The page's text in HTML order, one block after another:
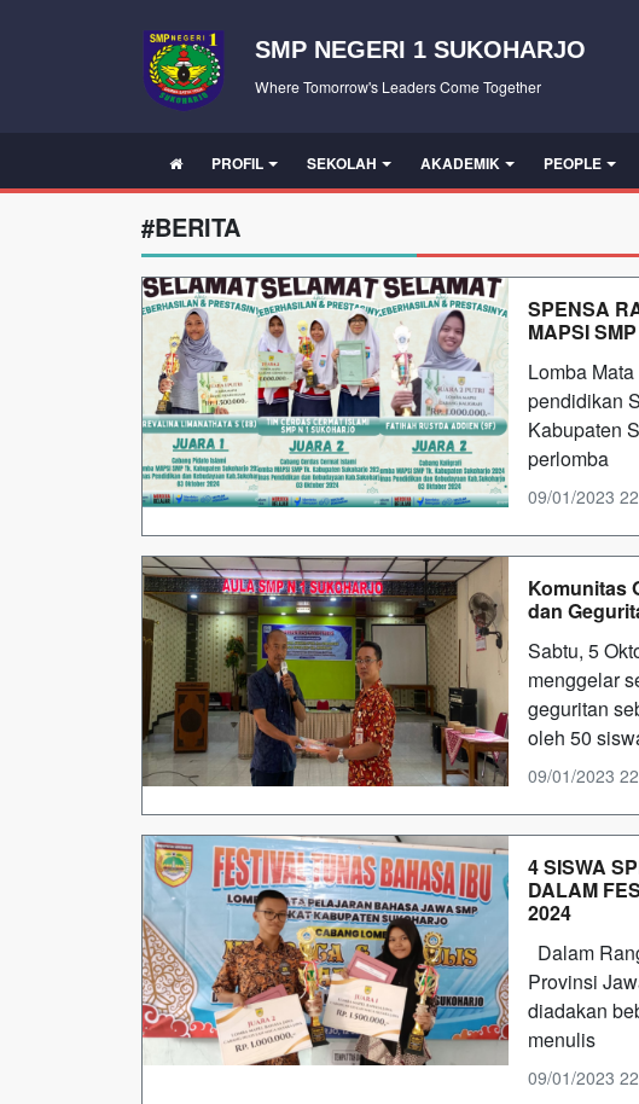
SMP NEGERI 1 SUKOHARJO
Where Tomorrow's Leaders Come Together
PROFIL SEKOLAH AKADEMIK PEOPLE
#BERITA
SPENSA
MAPSI
Lomba
pendidikan
Kabupaten
perlomba
09/01/2023
Komunitas
dan
Sabtu, 5
menggelar
geguritan
oleh 50
09/01/2023
4 SISWA
DALAM
2024
Dalam
Provinsi
diadakan
menulis
09/01/2023